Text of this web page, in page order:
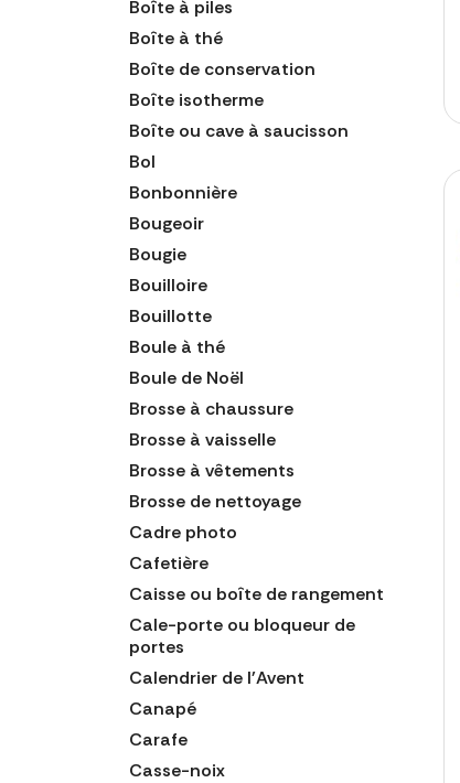
Boîte à piles
Boîte à thé
Boîte de conservation
Boîte isotherme
Boîte ou cave à saucisson
Bol
Bonbonnière
Bougeoir
Bougie
Bouilloire
Bouillotte
Boule à thé
Boule de Noël
Brosse à chaussure
Brosse à vaisselle
Brosse à vêtements
Brosse de nettoyage
Cadre photo
Cafetière
Caisse ou boîte de rangement
Cale-porte ou bloqueur de
portes
Calendrier de l'Avent
Canapé
Carafe
Casse-noix